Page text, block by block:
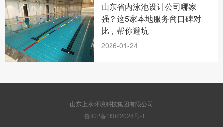
山东省内泳池设计公司哪家
强？这5家本地服务商口碑对
比，帮你避坑
2026-01-24
山东上水环境科技集团有限公司
鲁ICP备16022028号-1